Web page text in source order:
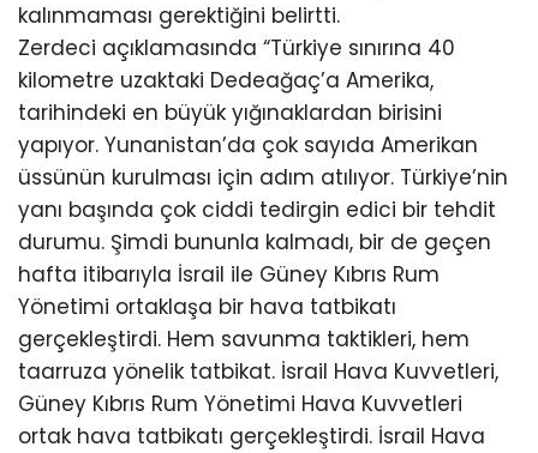
kalınmaması gerektiğini belirtti.
Zerdeci açıklamasında “Türkiye sınırına 40
kilometre uzaktaki Dedeağaç’a Amerika,
tarihindeki en büyük yığınaklardan birisini
yapıyor. Yunanistan’da çok sayıda Amerikan
üssünün kurulması için adım atılıyor. Türkiye’nin
yanı başında çok ciddi tedirgin edici bir tehdit
durumu. Şimdi bununla kalmadı, bir de geçen
hafta itibarıyla İsrail ile Güney Kıbrıs Rum
Yönetimi ortaklaşa bir hava tatbikatı
gerçekleştirdi. Hem savunma taktikleri, hem
taarruza yönelik tatbikat. İsrail Hava Kuvvetleri,
Güney Kıbrıs Rum Yönetimi Hava Kuvvetleri
ortak hava tatbikatı gerçekleştirdi. İsrail Hava